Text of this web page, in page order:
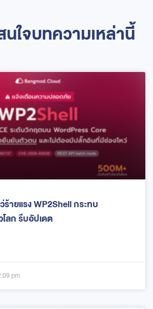
ใจบทความเหล่านี้
ร้ายแรง WP2Shell กระทบ
ลก รีบอัปเดต
pm